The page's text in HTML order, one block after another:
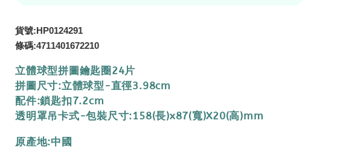
貨號:HP0124291
條碼:4711401672210
立體球型拼圖鑰匙圈24片
拼圖尺寸:立體球型-直徑3.98cm
配件:鎖匙扣7.2cm
透明罩吊卡式-包裝尺寸:158(長)x87(寬)X20(高)mm
原產地:中國